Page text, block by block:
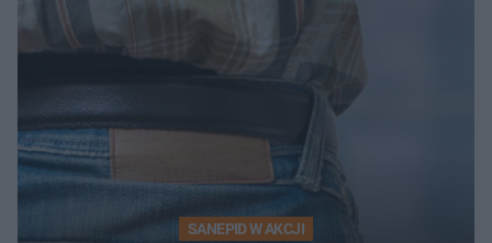
sieci
SANEPID W AKCJI